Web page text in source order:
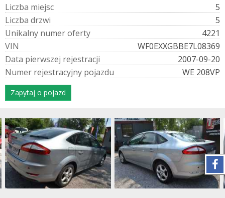
Liczba miejsc
5
Liczba drzwi
5
Unikalny numeroferty
4221
VIN
WF0EXXGBBE7L08369
Data pierwszej rejestracji
2007-09-20
Numer rejestracyjny pojazdu WE 208VP
Zapytaj o pojazd